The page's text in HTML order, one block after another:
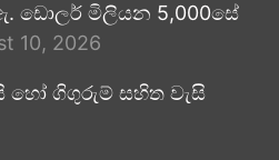
ඩොලර් මිලියන 5,000සේ
10, 2026
හෝ ගිගුරුම් සහිත වැසි